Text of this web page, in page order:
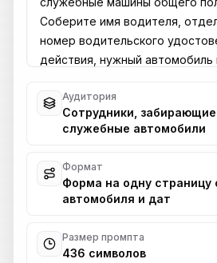
Аудитория
Сотрудники,
служебные автомобили
Формат
Форма на одну страницу
автомобиля и дат
Размер промпта
436 символов